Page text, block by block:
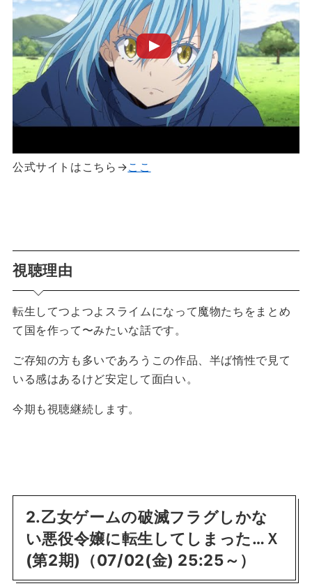
公式サイトはこちら→ここ
視聴理由
転生してつよつよスライムになって魔物たちをまとめ
て国を作って〜みたいな話です。
ご存知の方も多いであろうこの作品、半ば惰性で見て
いる感はあるけど安定して面白い。
今期も視聴継続します。
2.乙女ゲームの破滅フラグしかな
い悪役令嬢に転生してしまった…Ｘ
(第2期)（07/02(金) 25:25～）